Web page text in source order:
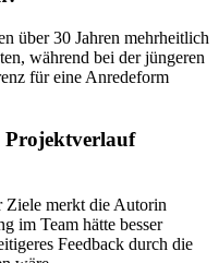
über 30 Jahren mehrheitlich
während bei der jüngeren
für eine Anredeform
Projektverlauf
Ziele merkt die Autorin
im Team hätte besser
Feedback durch die